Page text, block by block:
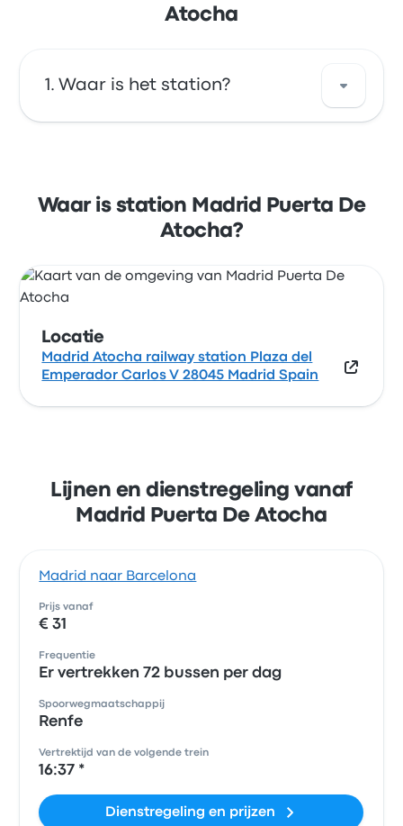
Atocha
Waar is het station?
Emperador Carlos V 28045 Madrid Spain .
Bekijk de locatie van dit station in Madrid op
Waar is station Madrid Puerta De
Atocha?
Locatie
Madrid Atocha railway station Plaza del
Emperador Carlos V 28045 Madrid Spain
Lijnen en dienstregeling vanaf
Madrid Puerta De Atocha
Madrid naar Barcelona
Prijs vanaf
€ 31
Frequentie
Er vertrekken 72 bussen per dag
Spoorwegmaatschappij
Renfe
Vertrektijd van de volgende trein
16:37 *
Dienstregeling en prijzen